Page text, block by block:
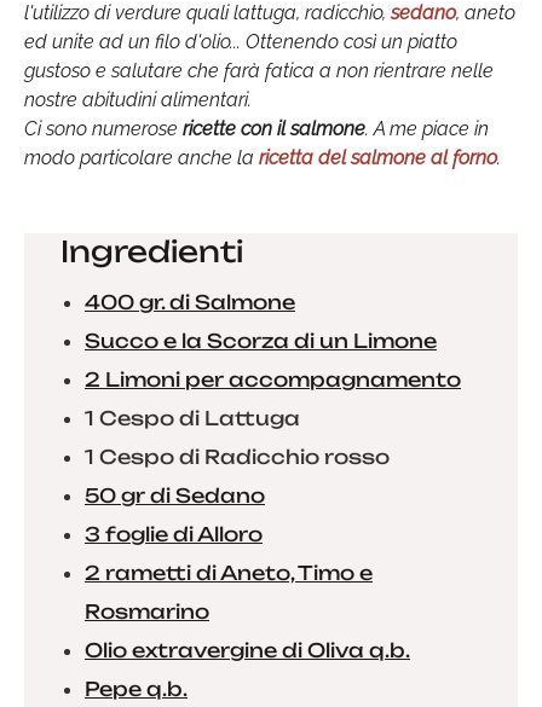
l'utilizzo di verdure quali lattuga, radicchio,sedano, aneto
ed unite ad un filo d'olio... Ottenendo così un piatto
gustoso e salutare che farà fatica a non rientrare nelle
nostre abitudini alimentari.
Ci sono numerose ricette con il salmone. A me piace in
modo particolare anche la ricetta del salmone al forno.
Ingredienti
400 gr. di Salmone
Succo e la Scorza di un Limone
2 Limoni per accompagnamento
1 Cespo di Lattuga
1 Cespo di Radicchio rosso
50 gr di Sedano
3 foglie di Alloro
2 rametti di Aneto, Timo e
Rosmarino
Olio extravergine di Oliva q.b.
Pepe q.b.